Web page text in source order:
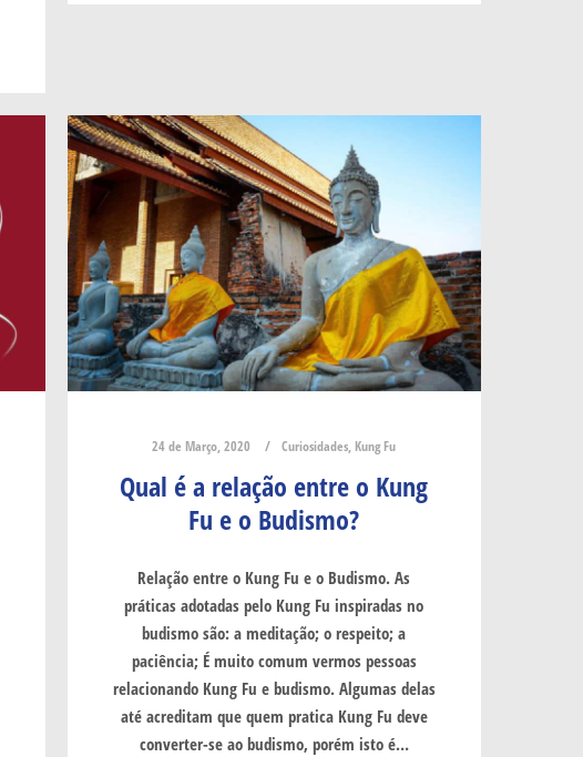
24 de Março, 2020 Curiosidades, Kung Fu
Qual é a relação entre o Kung
Fu e o Budismo?
Relação entre o Kung Fu e o Budismo. As
práticas adotadas pelo Kung Fu inspiradas no
budismo são: a meditação; o respeito; a
paciência; É muito comum vermos pessoas
relacionando Kung Fu e budismo. Algumas delas
até acreditam que quem pratica Kung Fu deve
converter-se ao budismo, porém isto é…